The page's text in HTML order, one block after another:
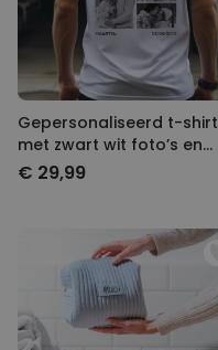
Gepersonaliseerd t-shirt
met zwart wit foto’s en
tekst
€ 29,99